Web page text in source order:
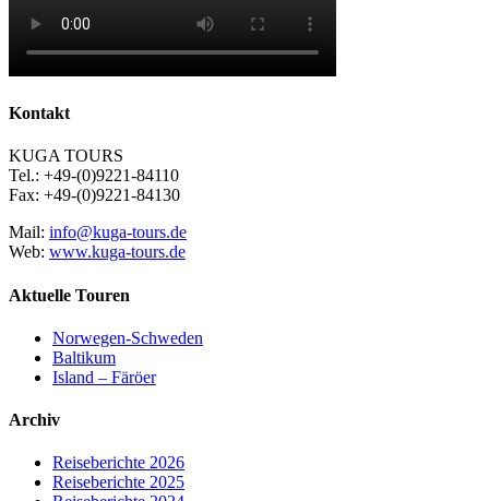
Kontakt
KUGA TOURS
Tel.: +49-(0)9221-84110
Fax: +49-(0)9221-84130
Mail: info@kuga-tours.de
Web: www.kuga-tours.de
Aktuelle Touren
Norwegen-Schweden
Baltikum
Island – Färöer
Archiv
Reiseberichte 2026
Reiseberichte 2025